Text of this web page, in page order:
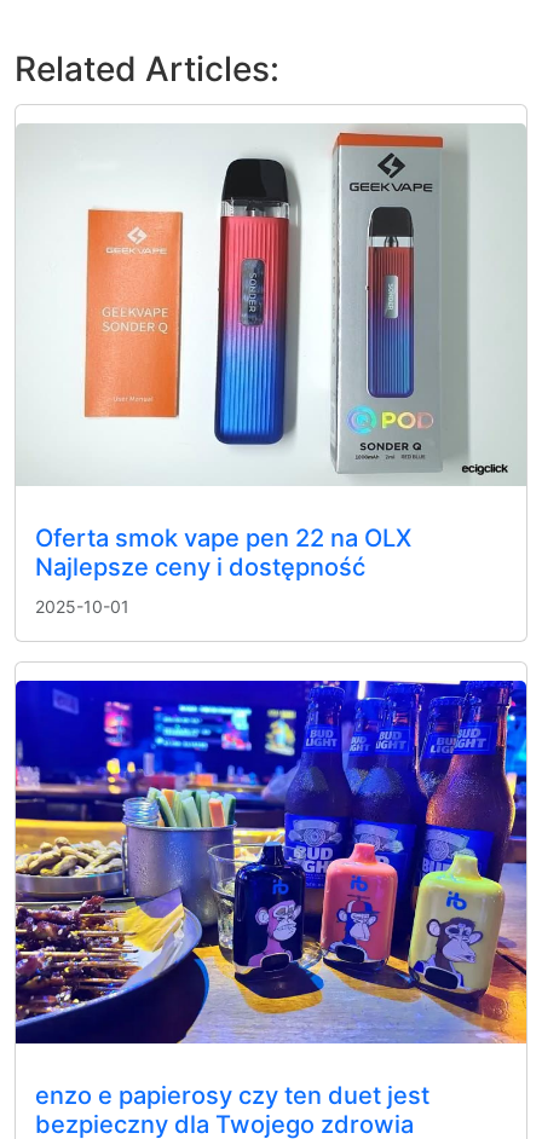
Related Articles:
Oferta smok vape pen 22 na OLX
Najlepsze ceny i dostępność
2025-10-01
enzo e papierosy czy ten duet jest
bezpieczny dla Twojego zdrowia